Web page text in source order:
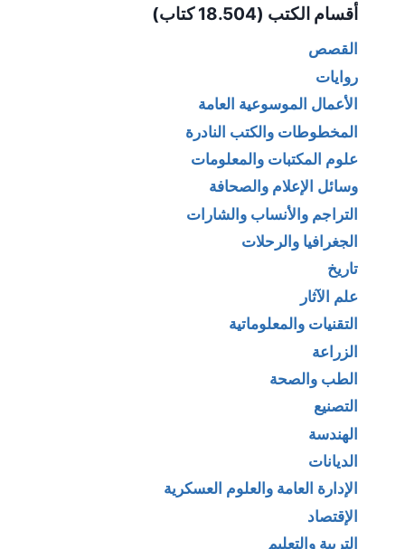
أقسام الكتب (18.504 كتاب)
القصص
روايات
الأعمال الموسوعية العامة
المخطوطات والكتب النادرة
علوم المكتبات والمعلومات
وسائل الإعلام والصحافة
التراجم والأنساب والشارات
الجغرافيا والرحلات
تاريخ
علم الآثار
التقنيات والمعلوماتية
الزراعة
الطب والصحة
التصنيع
الهندسة
الديانات
الإدارة العامة والعلوم العسكرية
الإقتصاد
التربية والتعليم